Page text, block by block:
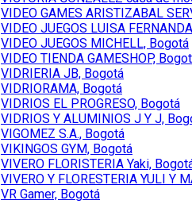
VIDEO GAMES ARISTIZABAL
VIDEO JUEGOS LUISA
VIDEO JUEGOS MICHELL, Bogotá
VIDEO TIENDA GAMESHOP,
VIDRIERIA JB, Bogotá
VIDRIORAMA, Bogotá
VIDRIOS EL PROGRESO, Bogotá
VIDRIOS Y ALUMINIOS J Y J,
VIGOMEZ S.A., Bogotá
VIKINGOS GYM, Bogotá
VIVERO FLORISTERIA Yaki,
VIVERO Y FLORESTERIA YULI Y
VR Gamer, Bogotá